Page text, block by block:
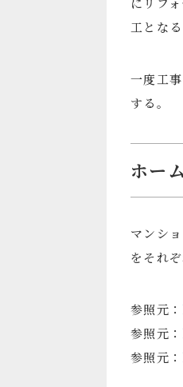
工とな
一度工
する。
ホー
マンシ
をそれ
参照元：
参照元：
参照元：